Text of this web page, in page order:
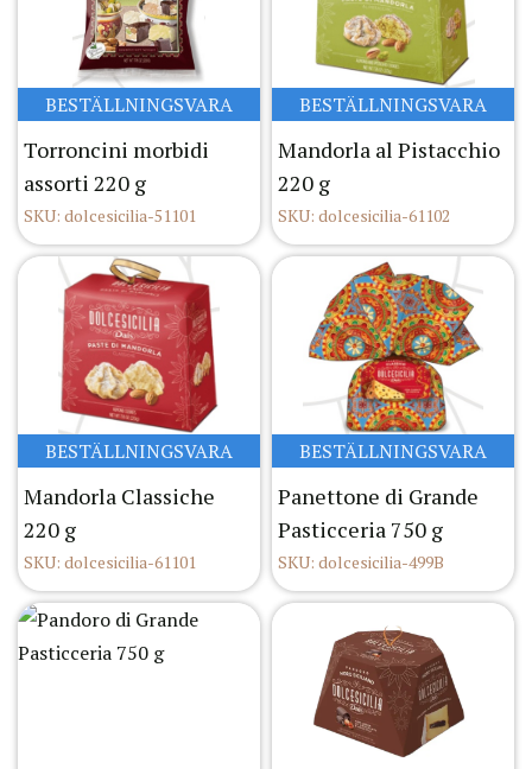
BESTÄLLNINGSVARA
Torroncini morbidi
assorti 220 g
SKU: dolcesicilia-51101
BESTÄLLNINGSVARA
Mandorla al Pistacchio
220 g
SKU: dolcesicilia-61102
BESTÄLLNINGSVARA
Mandorla Classiche
220 g
SKU: dolcesicilia-61101
BESTÄLLNINGSVARA
Panettone di Grande
Pasticceria 750 g
SKU: dolcesicilia-499B